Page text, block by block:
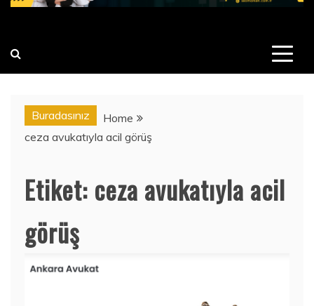
Buradasınız
Home
ceza avukatıyla acil görüş
Etiket: ceza avukatıyla acil
görüş